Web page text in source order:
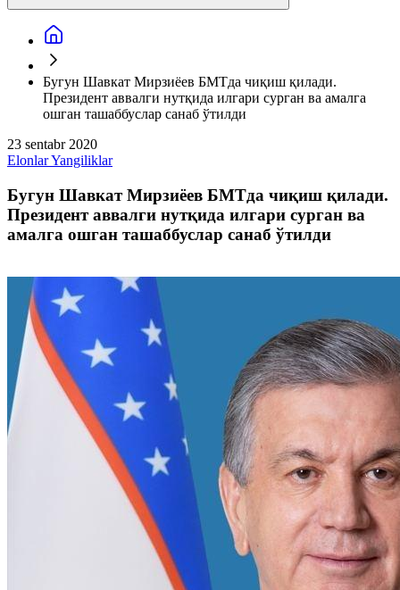
Бугун Шавкат Мирзиёев БМТда чиқиш қилади.
Президент аввалги нутқида илгари сурган ва амалга
ошган ташаббуслар санаб ўтилди
23 sentabr 2020
ElonlarYangiliklar
Бугун Шавкат Мирзиёев БМТда чиқиш қилади.
Президент аввалги нутқида илгари сурган ва
амалга ошган ташаббуслар санаб ўтилди